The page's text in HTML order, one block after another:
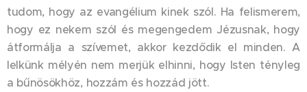
tudom, hogy az evangélium kinek szól. Ha felismerem,
hogy ez nekem szól és megengedem Jézusnak, hogy
átformálja a szívemet, akkor kezdődik el minden. A
lelkünk mélyén nem merjük elhinni, hogy Isten tényleg
a bűnösökhöz, hozzám és hozzád jött.